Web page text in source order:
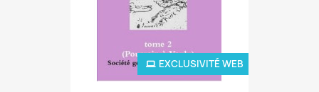
EXCLUSIVITÉ WEB